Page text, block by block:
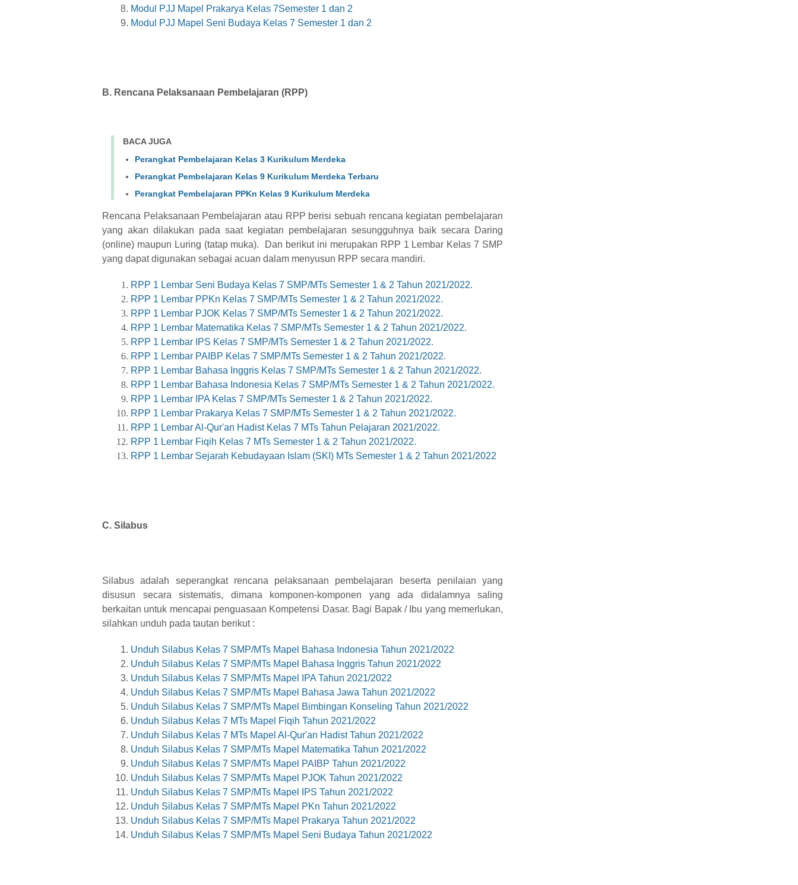
Modul PJJ Mapel Prakarya Kelas 7Semester 1 dan 2
Modul PJJ Mapel Seni Budaya Kelas 7 Semester 1 dan 2
B. Rencana Pelaksanaan Pembelajaran (RPP)
BACA JUGA
Perangkat Pembelajaran Kelas 3 Kurikulum Merdeka
Perangkat Pembelajaran Kelas 9 Kurikulum Merdeka Terbaru
Perangkat Pembelajaran PPKn Kelas 9 Kurikulum Merdeka
Rencana Pelaksanaan Pembelajaran atau RPP berisi sebuah rencana kegiatan pembelajaran
yang akan dilakukan pada saat kegiatan pembelajaran sesungguhnya baik secara Daring
(online) maupun Luring (tatap muka). Dan berikut ini merupakan RPP 1 Lembar Kelas 7 SMP
yang dapat digunakan sebagai acuan dalam menyusun RPP secara mandiri.
RPP 1 Lembar Seni Budaya Kelas 7 SMP/MTs Semester 1 & 2 Tahun 2021/2022.
RPP 1 Lembar PPKn Kelas 7 SMP/MTs Semester 1 & 2 Tahun 2021/2022.
RPP 1 Lembar PJOK Kelas 7 SMP/MTs Semester 1 & 2 Tahun 2021/2022.
RPP 1 Lembar Matematika Kelas 7 SMP/MTs Semester 1 & 2 Tahun 2021/2022.
RPP 1 Lembar IPS Kelas 7 SMP/MTs Semester 1 & 2 Tahun 2021/2022.
RPP 1 Lembar PAIBP Kelas 7 SMP/MTs Semester 1 & 2 Tahun 2021/2022.
RPP 1 Lembar Bahasa Inggris Kelas 7 SMP/MTs Semester 1 & 2 Tahun 2021/2022.
RPP 1 Lembar Bahasa Indonesia Kelas 7 SMP/MTs Semester 1 & 2 Tahun 2021/2022.
RPP 1 Lembar IPA Kelas 7 SMP/MTs Semester 1 & 2 Tahun 2021/2022.
RPP 1 Lembar Prakarya Kelas 7 SMP/MTs Semester 1 & 2 Tahun 2021/2022.
RPP 1 Lembar Al-Qur'an Hadist Kelas 7 MTs Tahun Pelajaran 2021/2022.
RPP 1 Lembar Fiqih Kelas 7 MTs Semester 1 & 2 Tahun 2021/2022.
RPP 1 Lembar Sejarah Kebudayaan Islam (SKI) MTs Semester 1 & 2 Tahun 2021/2022
C. Silabus
Silabusadalah seperangkat rencana pelaksanaan pembelajaran beserta penilaian yang
disusun secara sistematis, dimana komponen-komponen yang ada didalamnya saling
berkaitan untuk mencapai penguasaan Kompetensi Dasar. Bagi Bapak / Ibu yang memerlukan,
silahkan unduh pada tautan berikut :
Unduh Silabus Kelas 7 SMP/MTs Mapel Bahasa Indonesia Tahun 2021/2022
Unduh Silabus Kelas 7 SMP/MTs Mapel Bahasa Inggris Tahun 2021/2022
Unduh Silabus Kelas 7 SMP/MTs Mapel IPA Tahun 2021/2022
Unduh Silabus Kelas 7 SMP/MTs Mapel Bahasa Jawa Tahun 2021/2022
Unduh Silabus Kelas 7 SMP/MTs Mapel Bimbingan Konseling Tahun 2021/2022
Unduh Silabus Kelas 7 MTs Mapel Fiqih Tahun 2021/2022
Unduh Silabus Kelas 7 MTs Mapel Al-Qur'an Hadist Tahun 2021/2022
Unduh Silabus Kelas 7 SMP/MTs Mapel Matematika Tahun 2021/2022
Unduh Silabus Kelas 7 SMP/MTs Mapel PAIBP Tahun 2021/2022
Unduh Silabus Kelas 7 SMP/MTs Mapel PJOK Tahun 2021/2022
Unduh Silabus Kelas 7 SMP/MTs Mapel IPS Tahun 2021/2022
Unduh Silabus Kelas 7 SMP/MTs Mapel PKn Tahun 2021/2022
Unduh Silabus Kelas 7 SMP/MTs Mapel Prakarya Tahun 2021/2022
Unduh Silabus Kelas 7 SMP/MTs Mapel Seni Budaya Tahun 2021/2022